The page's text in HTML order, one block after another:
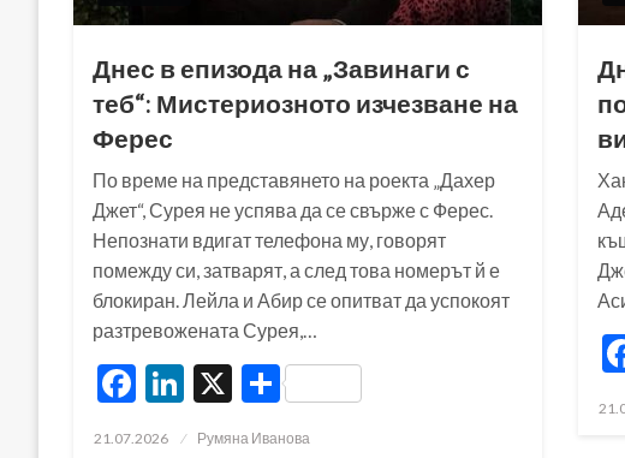
Днес в епизода на „Завинаги с
теб“: Мистериозното изчезване на
Ферес
По време на представянето на роекта „Дахер
Джет“, Сурея не успява да се свърже с Ферес.
Непознати вдигат телефона му, говорят
помежду си, затварят, а след това номерът й е
блокиран. Лейла и Абир се опитват да успокоят
разтревожената Сурея,…
Facebook
LinkedIn
X Share
Posted
21.07.2026 Румяна Иванова